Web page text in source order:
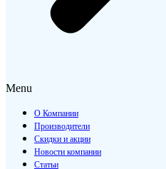
Menu
О Компании
Производители
Скидки и акции
Новости компании
Статьи